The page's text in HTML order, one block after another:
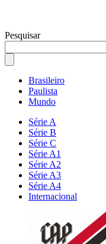
Pesquisar
Brasileiro
Paulista
Mundo
Série A
Série B
Série C
Série A1
Série A2
Série A3
Série A4
Internacional